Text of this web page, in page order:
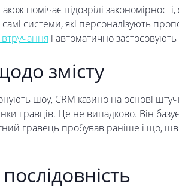
помічає підозрілі
системи, які персоналізують
і автоматично застосовують
змісту
шоу, CRM казино на основі
гравців. Це не випадково. Він
гравець пробував раніше і що,